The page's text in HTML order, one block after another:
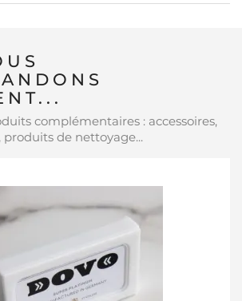
complémentaires : accessoires,
produits de nettoyage...